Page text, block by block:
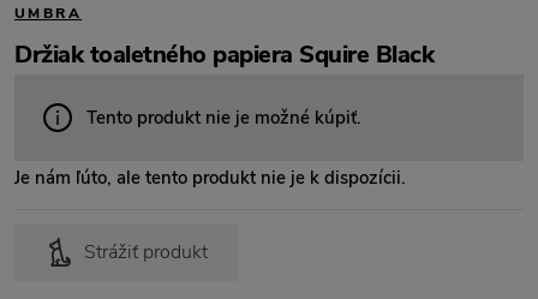
UMBRA
Držiak toaletného papiera Squire Black
Tento produkt nie je možné kúpiť.
Je nám ľúto, ale tento produkt nie je k dispozícii.
Strážiť produkt